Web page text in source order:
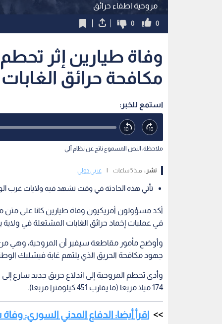
مروحية اطفاء حرائق
0
0
وفاة طيارين إثر
مكافحة حرائق الغابات
استمع للخبر:
ملاحظة: النص المسموع ناتج عن نظام آلي
نشر : منذ 5 ساعات عربي دولي
تأتي هذه الحادثة في وقت تشهد فيه ولايات غرب
أكد مسؤولون أمريكيون وفاة طيارين كانا على
في عمليات إخماد حرائق الغابات المشتعلة في ولاية
وأوضح مأمور مقاطعة سيفير أن المروحية،
جهود مكافحة الحريق الذي يلتهم غابة فيشليك
وأدى تحطم المروحية إلى اندلاع حريق جديد سارع
174 ميلا مربعا (ما يقارب 451 كيلومترا مربعا).
اقرأ أيضا: الدفاع المدني السوري: